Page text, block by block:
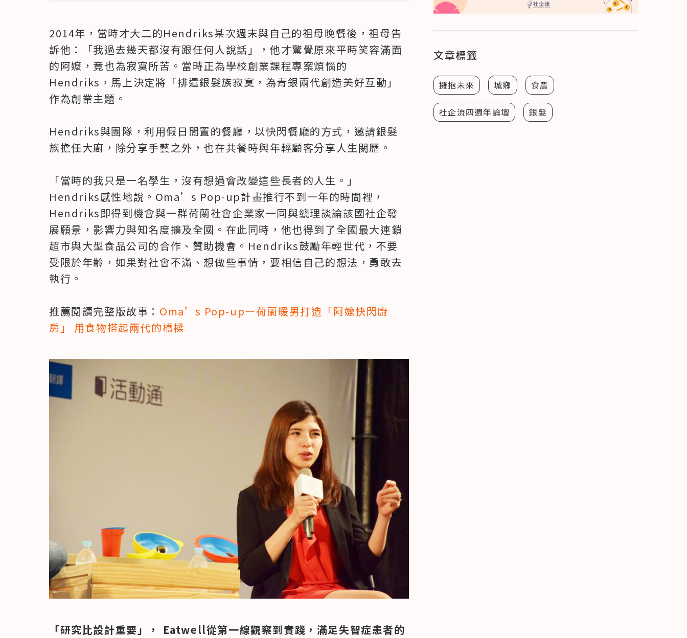
2014年，當時才大二的Hendriks某次週末與自己的祖母晚餐後，祖母告
訴他：「我過去幾天都沒有跟任何人說話」，他才驚覺原來平時笑容滿面
的阿嬤，竟也為寂寞所苦。當時正為學校創業課程專案煩惱的
Hendriks，馬上決定將「排遣銀髮族寂寞，為青銀兩代創造美好互動」
作為創業主題。
Hendriks與團隊，利用假日閒置的餐廳，以快閃餐廳的方式，邀請銀髮
族擔任大廚，除分享手藝之外，也在共餐時與年輕顧客分享人生閱歷。
「當時的我只是一名學生，沒有想過會改變這些長者的人生。」
Hendriks感性地說。Oma’s Pop-up計畫推行不到一年的時間裡，
Hendriks即得到機會與一群荷蘭社會企業家一同與總理談論該國社企發
展願景，影響力與知名度擴及全國。在此同時，他也得到了全國最大連鎖
超市與大型食品公司的合作、贊助機會。Hendriks鼓勵年輕世代，不要
受限於年齡，如果對社會不滿、想做些事情，要相信自己的想法，勇敢去
執行。
推薦閱讀完整版故事： Oma’s Pop-up—荷蘭暖男打造「阿嬤快閃廚
房」 用食物搭起兩代的橋樑
「研究比設計重要」， Eatwell從第一線觀察到實踐，滿足失智症患者的
文章標籤
擁抱未來 城鄉 食農
社企流四週年論壇 銀髮